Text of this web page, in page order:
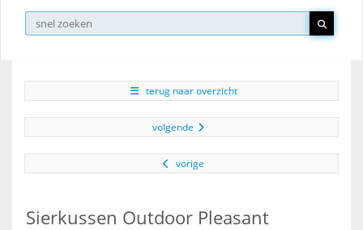
▼
terug naar overzicht
volgende
vorige
Sierkussen Outdoor Pleasant